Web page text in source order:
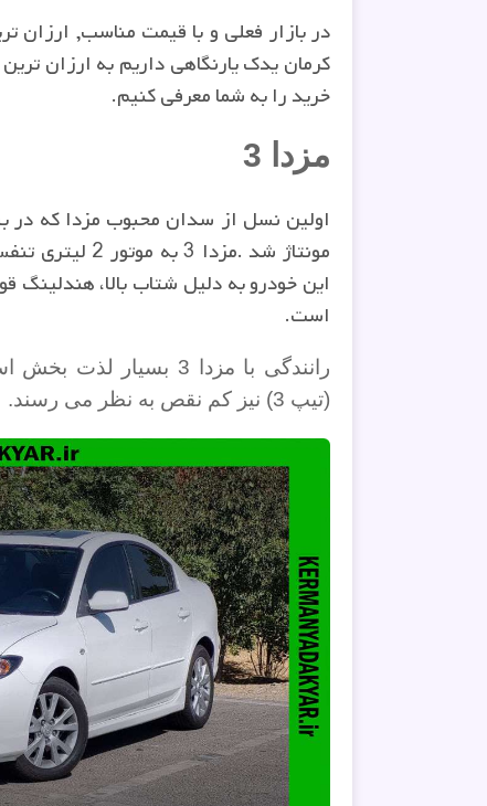
در بازار فعلی و با قیمت مناسب, ارزان
کرمان یدک یارنگاهی داریم به ارزان
خرید را به شما معرفی کنیم.
مزدا 3
مونتاژ شد .مزدا 3 به موتور 2 لیتری تنفس طبیعی و گیربکس 4 سرعته اتوماتیک مجهز است
این خودرو به دلیل شتاب بالا،
است.
رانندگی با مزدا 3
(تیپ 3) نیز کم نقص به نظر می رسند
.